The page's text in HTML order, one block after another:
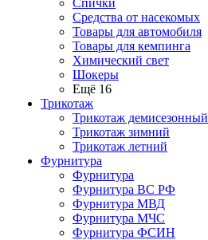
Спички
Средства от насекомых
Товары для автомобиля
Товары для кемпинга
Химический свет
Шокеры
Ещё 16
Трикотаж
Трикотаж демисезонный
Трикотаж зимний
Трикотаж летний
Фурнитура
Фурнитура
Фурнитура ВС РФ
Фурнитура МВД
Фурнитура МЧС
Фурнитура ФСИН